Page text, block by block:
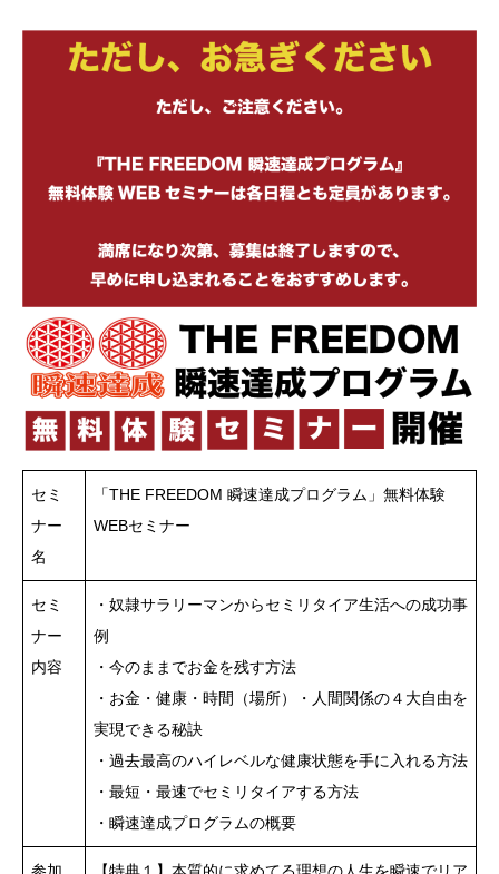
セミ
ナー
名
「THE FREEDOM 瞬速達成プログラム」無料体験
WEBセミナー
セミ
ナー
内容
・奴隷サラリーマンからセミリタイア生活への成功事
例
・今のままでお金を残す方法
・お金・健康・時間（場所）・人間関係の４大自由を
実現できる秘訣
・過去最高のハイレベルな健康状態を手に入れる方法
・最短・最速でセミリタイアする方法
・瞬速達成プログラムの概要
参加
【特典１】本質的に求めてる理想の人生を瞬速でリア